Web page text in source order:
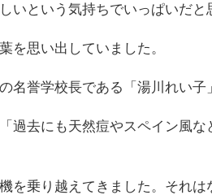
いという気持ちでいっぱいだと
を思い出していました。
名誉学校長である「湯川れい子
過去にも天然痘やスペイン風
を乗り越えてきました。それは